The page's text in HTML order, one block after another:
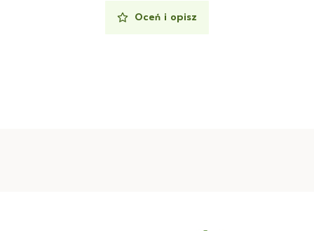
Oceń i opisz